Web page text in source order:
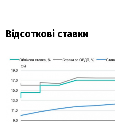
Відсоткові ставки